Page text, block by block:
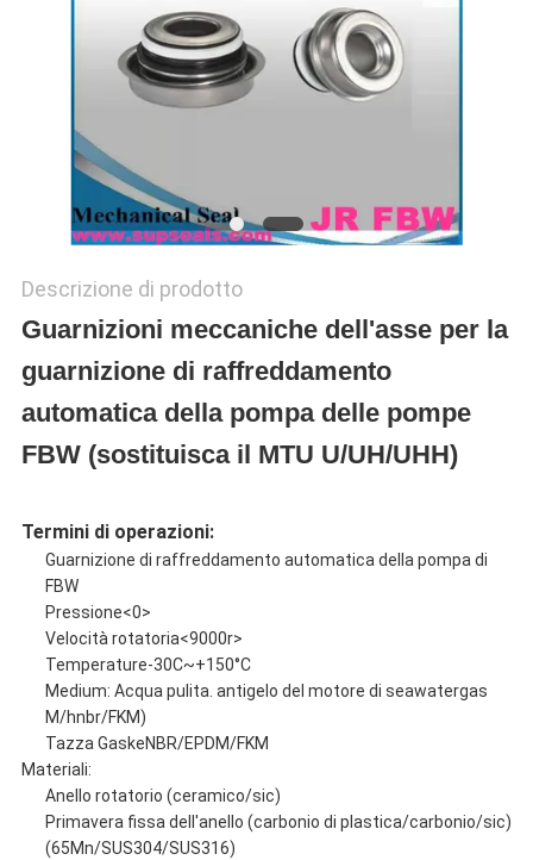
Descrizione di prodotto
Guarnizioni meccaniche dell'asse per la
guarnizione di raffreddamento
automatica della pompa delle pompe
FBW (sostituisca il MTU U/UH/UHH)
Termini di operazioni:
Guarnizione di raffreddamento automatica della pompa di
FBW
Pressione<0>
Velocità rotatoria<9000r>
Temperature-30C~+150°C
Medium: Acqua pulita. antigelo del motore di seawatergas
M/hnbr/FKM)
Tazza GaskeNBR/EPDM/FKM
Materiali:
Anello rotatorio (ceramico/sic)
Primavera fissa dell'anello (carbonio di plastica/carbonio/sic)
(65Mn/SUS304/SUS316)